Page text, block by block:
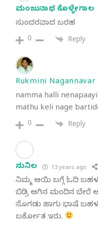
ಮಂಜುನಾಥ ಕೊಳ್ಳೇಗಾಲ
ಸುಂದರವಾದ ಬರಹ
0 Reply
Rukmini Nagannavar
namma halli
mathu keli nage
0 Reply
ಸುನಿಲ 13 years ago
ನಿಮ್ಮ ಆಯಿ ಬಗ್ಗೆ ಓದಿ ಬಹಳ
ಬಿಡ್ರಿ ಆಗಿನ ಮಂದಿನ ಬೇರೆ
ಸೊಗಡು ಹಾಗು ಭಾಷೆ
ಬರ್ಕೋತ ಇರು.